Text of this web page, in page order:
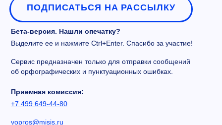
ПОДПИСАТЬСЯ НА РАССЫЛКУ
Бета-версия. Нашли опечатку?
Выделите ее и нажмите Ctrl+Enter. Спасибо за участие!
Сервис предназначен только для отправки сообщений
об орфографических и пунктуационных ошибках.
Приемная комиссия:
+7 499 649-44-80
vopros@misis.ru